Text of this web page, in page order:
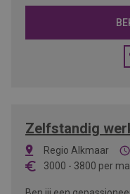
Zelfstandig
Regio Alkmaar
3000 - 3800 per